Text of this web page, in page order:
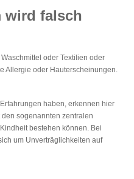
wird falsch
oder Textilien oder
Allergie oder Hauterscheinungen.
haben, erkennen hier
sogenannten zentralen
bestehen können. Bei
um Unverträglichkeiten auf